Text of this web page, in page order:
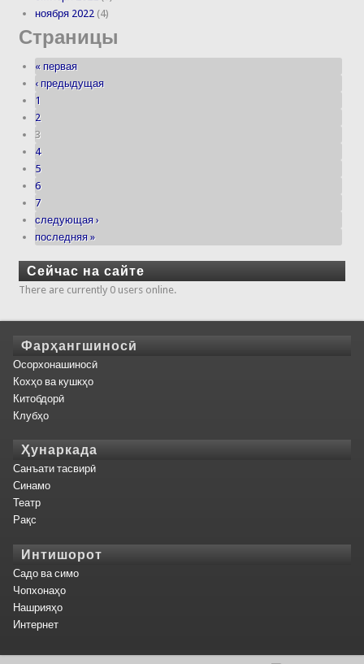
ноября 2022 (4)
Страницы
« первая
‹ предыдущая
1
2
3
4
5
6
7
следующая ›
последняя »
Сейчас на сайте
There are currently 0 users online.
Фарҳангшиносӣ
Осорхонашиносӣ
Кохҳо ва кушкҳо
Китобдорӣ
Клубҳо
Ҳунаркада
Санъати тасвирӣ
Синамо
Театр
Рақс
Интишорот
Садо ва симо
Чопхонаҳо
Нашрияҳо
Интернет